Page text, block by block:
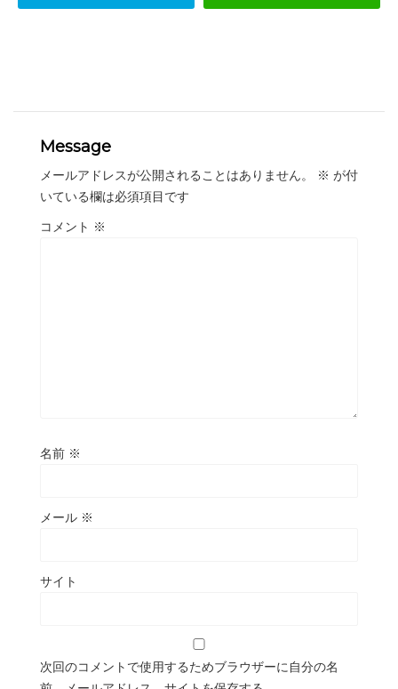
Message
メールアドレスが公開されることはありません。 ※ が付
いている欄は必須項目です
コメント ※
名前 ※
メール ※
サイト
次回のコメントで使用するためブラウザーに自分の名